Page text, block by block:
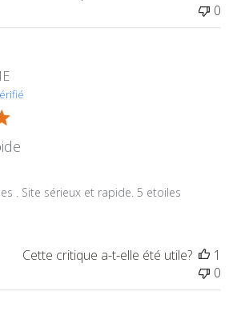
0
. Site sérieux et rapide. 5 etoiles
Cette critique a-t-elle été utile?
1
0